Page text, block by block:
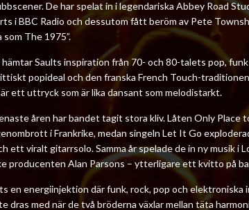
De har spelat in i legendariska Abbey Road
i BBC Radio och dessutom fått beröm av Pete
som The 1975”.
Saults inspiration från 70- och 80-talets pop,
popideal och den franska French Touch-
ett uttryck som är lika dansant som melodistarkt.
åren har bandet tagit stora kliv. Låten Only Place
i Frankrike, medan singeln Let It Go
ett viralt gitarrsolo. Samma år spelade de in ny musik i
producenten Alan Parsons – ytterligare ett kvitto på
en energiinjektion där funk, rock, pop och
dras med när de två bröderna växlar mellan täta